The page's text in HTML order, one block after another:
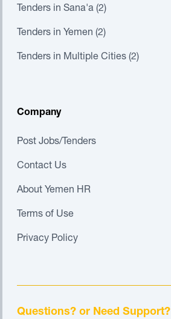
Tenders in Sana'a (2)
Tenders in Yemen (2)
Tenders in Multiple Cities (2)
Company
Post Jobs/Tenders
Contact Us
About Yemen HR
Terms of Use
Privacy Policy
Questions? or Need Support?